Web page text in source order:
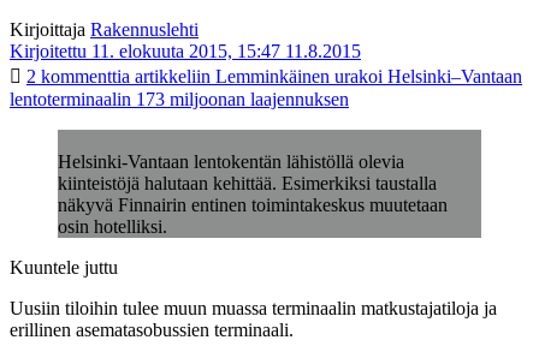
Kirjoittaja Rakennuslehti
Kirjoitettu 11. elokuuta 2015, 15:47 11.8.2015
2 kommenttia artikkeliin Lemminkäinen urakoi Helsinki–Vantaan
lentoterminaalin 173 miljoonan laajennuksen
Helsinki-Vantaan lentokentän lähistöllä olevia
kiinteistöjä halutaan kehittää. Esimerkiksi taustalla
näkyvä Finnairin entinen toimintakeskus muutetaan
osin hotelliksi.
Kuuntele juttu
Uusiin tiloihin tulee muun muassa terminaalin matkustajatiloja ja
erillinen asematasobussien terminaali.